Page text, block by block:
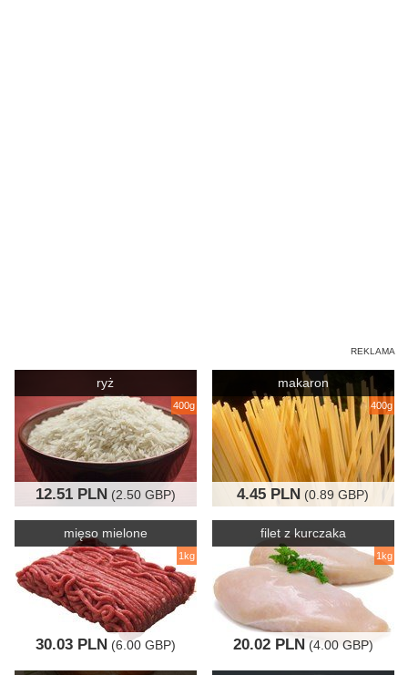
ryż
400g
12.51 PLN (2.50 GBP)
makaron
400g
4.45 PLN (0.89 GBP)
mięso mielone
1kg
30.03 PLN (6.00 GBP)
filet z kurczaka
1kg
20.02 PLN (4.00 GBP)